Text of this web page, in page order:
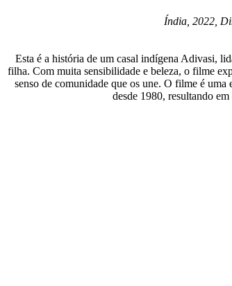
Índia, 2022,
Esta é a história de um casal indígena Adivasi,
filha. Com muita sensibilidade e beleza, o filme
senso de comunidade que os une. O filme é
desde 1980, resultando